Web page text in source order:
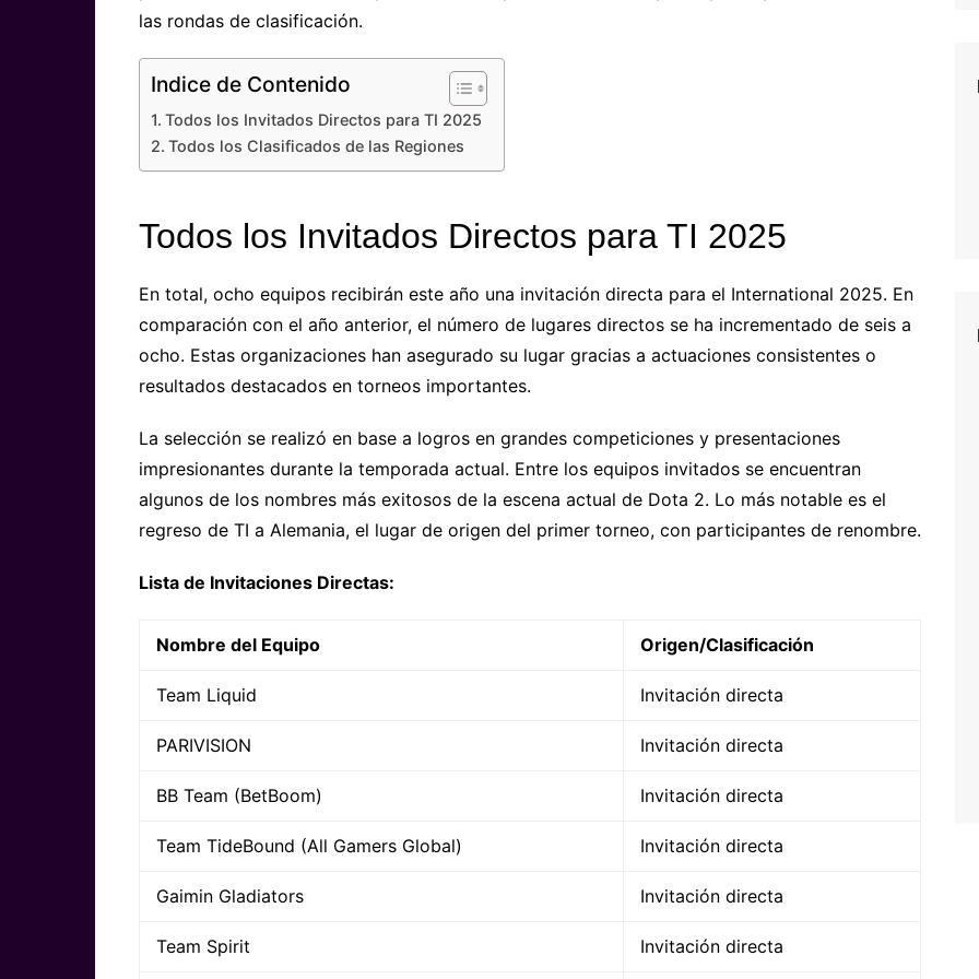
las rondas de clasificación.
Indice de Contenido
Todos los Invitados Directos para TI 2025
Todos los Clasificados de las Regiones
Todos los Invitados Directos para TI 2025
En total, ocho equipos recibirán este año una invitación directa para el International 2025. En
comparación con el año anterior, el número de lugares directos se ha incrementado de seis a
ocho. Estas organizaciones han asegurado su lugar gracias a actuaciones consistentes o
resultados destacados en torneos importantes.
La selección se realizó en base a logros en grandes competiciones y presentaciones
impresionantes durante la temporada actual. Entre los equipos invitados se encuentran
algunos de los nombres más exitosos de la escena actual de Dota 2. Lo más notable es el
regreso de TI a Alemania, el lugar de origen del primer torneo, con participantes de renombre.
Lista de Invitaciones Directas:
Nombre del Equipo Origen/Clasificación
Team Liquid Invitación directa
PARIVISION Invitación directa
BB Team (BetBoom) Invitación directa
Team TideBound (All Gamers Global) Invitación directa
Gaimin Gladiators Invitación directa
Team Spirit Invitación directa